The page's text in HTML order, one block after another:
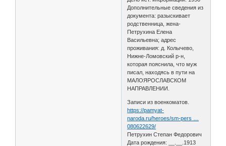
Дополнительные сведения из
документа: разыскивает
родственница, жена-
Петрухина Елена
Васильевна; адрес
проживания: д. Колычево,
Нижне-Ломовский р-н,
которая пояснила, что муж
писал, находясь в пути на
МАЛОЯРОСЛАВСКОМ
НАПРАВЛЕНИИ.
Записи из военкоматов.
https://pamyat-
naroda.ru/heroes/sm-pers …
080622629/
Петрухин Степан Федорович
Дата рождения: __.__.1913